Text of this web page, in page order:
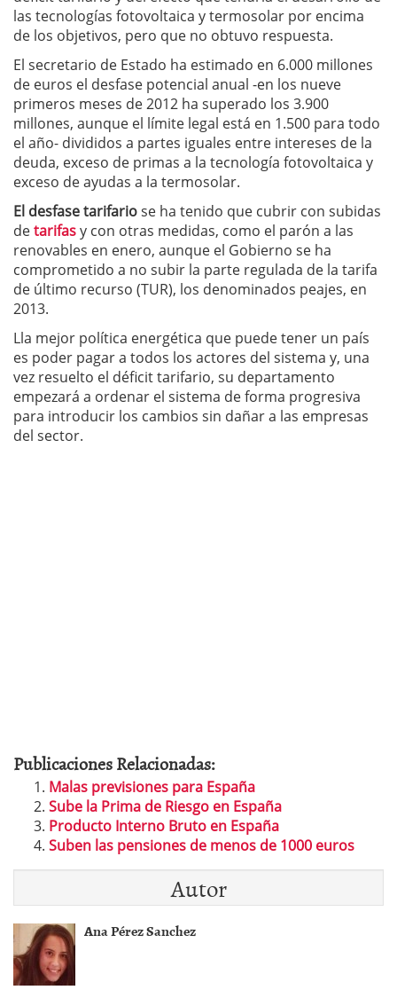
las tecnologías fotovoltaica y termosolar por encima
de los objetivos, pero que no obtuvo respuesta.
El secretario de Estado ha estimado en 6.000 millones
de euros el desfase potencial anual -en los nueve
primeros meses de 2012 ha superado los 3.900
millones, aunque el límite legal está en 1.500 para todo
el año- divididos a partes iguales entre intereses de la
deuda, exceso de primas a la tecnología fotovoltaica y
exceso de ayudas a la termosolar.
El desfase tarifariose ha tenido que cubrir con subidas
detarifasy con otras medidas, como el parón a las
renovables en enero, aunque el Gobierno se ha
comprometido a no subir la parte regulada de la tarifa
de último recurso (TUR), los denominados peajes, en
2013.
Lla mejor política energética que puede tener un país
es poder pagar a todos los actores del sistema y, una
vez resuelto el déficit tarifario, su departamento
empezará a ordenar el sistema de forma progresiva
para introducir los cambios sin dañar a las empresas
del sector.
Publicaciones Relacionadas:
Malas previsiones para España
Sube la Prima de Riesgo en España
Producto Interno Bruto en España
Suben las pensiones de menos de 1000 euros
Autor
Ana Pérez Sanchez